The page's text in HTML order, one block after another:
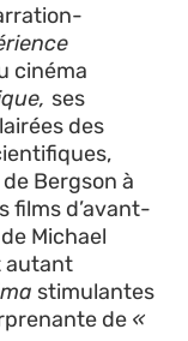
cinéma
ses
des
Bergson à
films d’avant-
Michael
autant
stimulantes
de «